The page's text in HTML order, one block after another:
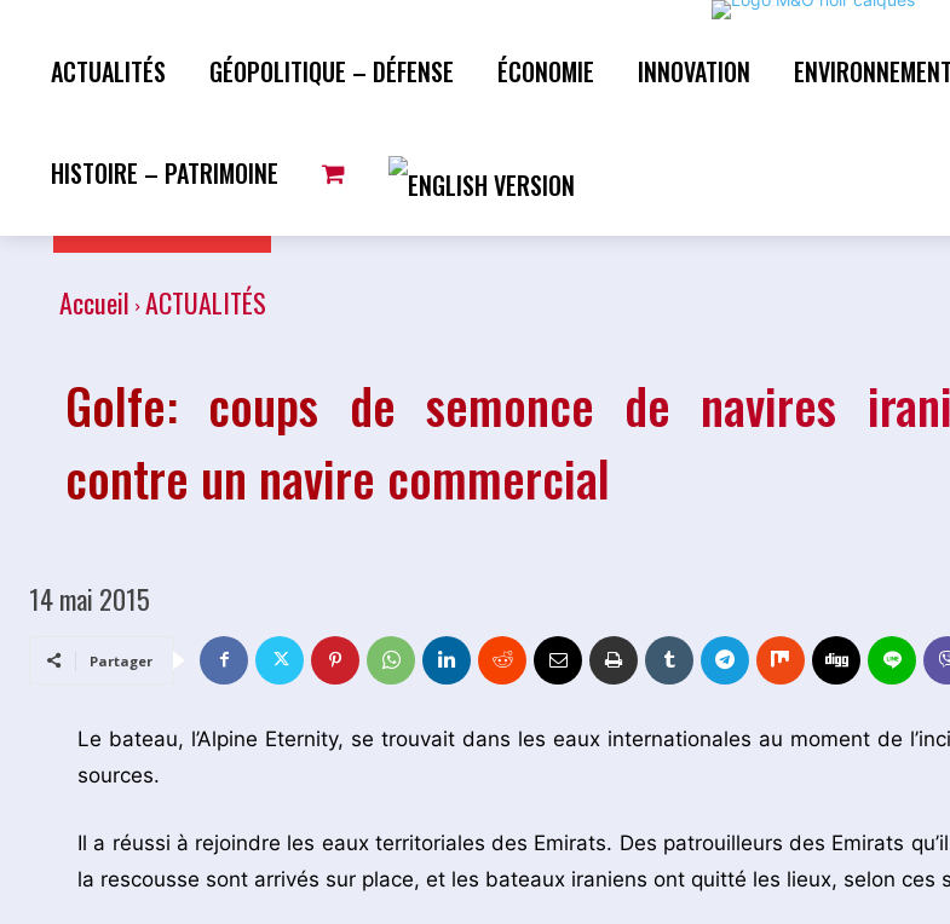
ACTUALITÉS GÉOPOLITIQUE – DÉFENSE ÉCONOMIE INNOVATION ENVIRONNEMENT
HISTOIRE – PATRIMOINE
Accueil ACTUALITÉS
Golfe: coups de semonce de navires
contre un navire commercial
14 mai 2015
Partager
Le bateau, l’Alpine Eternity, se trouvait dans les eaux internationales au moment de
sources.
Il a réussi à rejoindre les eaux territoriales des Emirats. Des patrouilleurs des Emirats
la rescousse sont arrivés sur place, et les bateaux iraniens ont quitté les lieux, selon ces